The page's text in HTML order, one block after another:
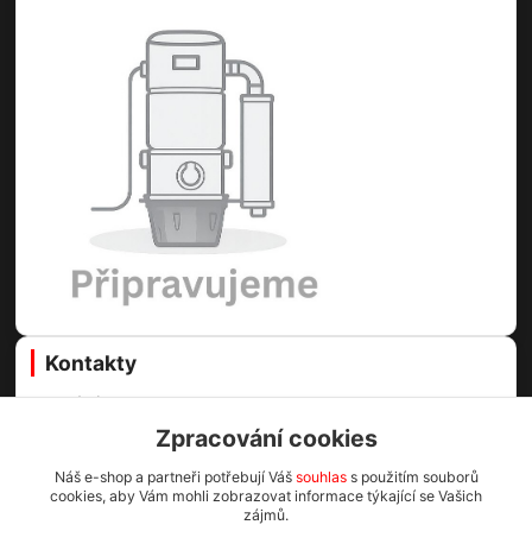
Kontakty
Centrální vysavače Online
Martin Voda
+420 773 99 60 89
(Po-Pá, 8-16.30 hod.)
Zpracování cookies
Náš e-shop a partneři potřebují Váš souhlass použitím souborů
cookies, aby Vám mohli zobrazovat informace týkající se Vašich
zájmů.